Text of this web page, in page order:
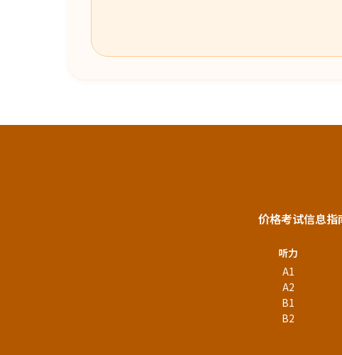
价格考试信息指
听力
A1
A2
B1
B2